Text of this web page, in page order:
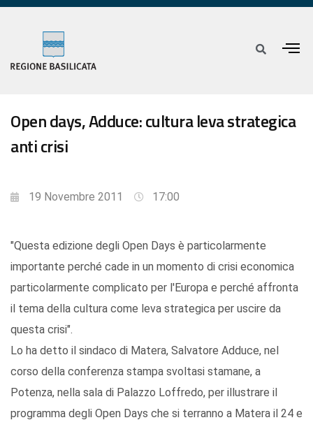
Open days, Adduce: cultura leva strategica
anti crisi
19 Novembre 2011 17:00
"Questa edizione degli Open Days è particolarmente
importante perché cade in un momento di crisi economica
particolarmente complicato per l'Europa e perché affronta
il tema della cultura come leva strategica per uscire da
questa crisi".
Lo ha detto il sindaco di Matera, Salvatore Adduce, nel
corso della conferenza stampa svoltasi stamane, a
Potenza, nella sala di Palazzo Loffredo, per illustrare il
programma degli Open Days che si terranno a Matera il 24 e